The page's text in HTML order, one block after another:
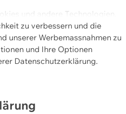
und andere Technologien,
zu verbessern und die
unserer Werbemassnahmen zu
und Ihre Optionen
Datenschutzerklärung.